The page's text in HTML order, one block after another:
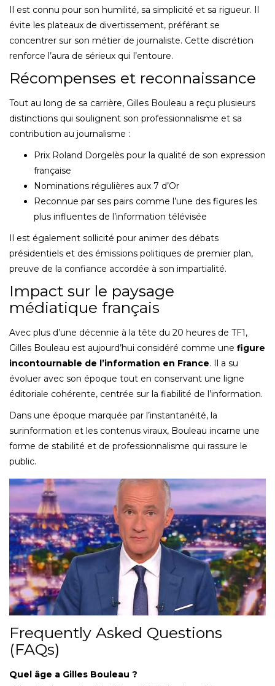
Il est connu pour son humilité, sa simplicité et sa rigueur. Il
évite les plateaux de divertissement, préférant se
concentrer sur son métier de journaliste. Cette discrétion
renforce l’aura de sérieux qui l’entoure.
Récompenses et reconnaissance
Tout au long de sa carrière, Gilles Bouleau a reçu plusieurs
distinctions qui soulignent son professionnalisme et sa
contribution au journalisme :
Prix Roland Dorgelès pour la qualité de son expression
française
Nominations régulières aux 7 d’Or
Reconnue par ses pairs comme l’une des figures les
plus influentes de l’information télévisée
Il est également sollicité pour animer des débats
présidentiels et des émissions politiques de premier plan,
preuve de la confiance accordée à son impartialité.
Impact sur le paysage
médiatique français
Avec plus d’une décennie à la tête du 20 heures de TF1,
Gilles Bouleau est aujourd’hui considéré comme une figure
incontournable de l’information en France. Il a su
évoluer avec son époque tout en conservant une ligne
éditoriale cohérente, centrée sur la fiabilité de l’information.
Dans une époque marquée par l’instantanéité, la
surinformation et les contenus viraux, Bouleau incarne une
forme de stabilité et de professionnalisme qui rassure le
public.
Frequently Asked Questions
(FAQs)
Quel âge a Gilles Bouleau ?